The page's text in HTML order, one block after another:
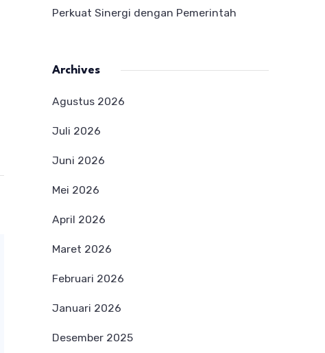
Perkuat Sinergi dengan Pemerintah
Archives
Agustus 2026
Juli 2026
Juni 2026
Mei 2026
April 2026
Maret 2026
Februari 2026
Januari 2026
Desember 2025